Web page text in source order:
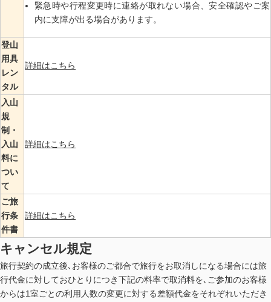
緊急時や行程変更時に連絡が取れない場合、安全確認やご案
内に支障が出る場合があります。
登山
用具
レン
タル
詳細はこちら
入山
規
制・
入山
料に
つい
て
詳細はこちら
ご旅
行条
件書
詳細はこちら
キャンセル規定
旅行契約の成立後､お客様のご都合で旅行をお取消しになる場合には旅
行代金に対しておひとりにつき下記の料率で取消料を､ご参加のお客様
からは1室ごとの利用人数の変更に対する差額代金をそれぞれいただき